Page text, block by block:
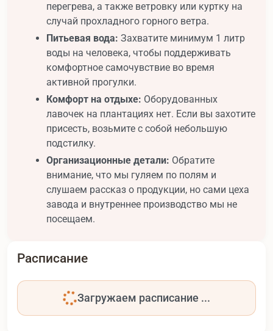
перегрева, а также ветровку или куртку на
случай прохладного горного ветра.
Питьевая вода: Захватите минимум 1 литр
воды на человека, чтобы поддерживать
комфортное самочувствие во время
активной прогулки.
Комфорт на отдыхе: Оборудованных
лавочек на плантациях нет. Если вы захотите
присесть, возьмите с собой небольшую
подстилку.
Организационные детали: Обратите
внимание, что мы гуляем по полям и
слушаем рассказ о продукции, но сами цеха
завода и внутреннее производство мы не
посещаем.
Расписание
Загружаем расписание ...